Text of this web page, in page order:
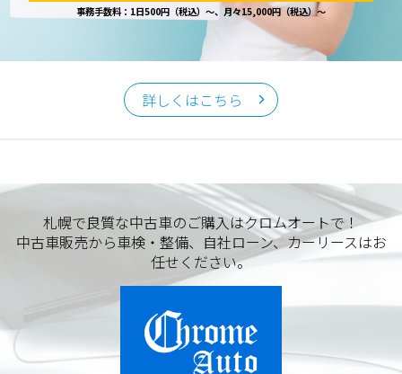
事務手数料：1日500円（税込）～、月々15,000円（税込）～
詳しくはこちら
札幌で良質な中古車のご購入はクロムオートで！
中古車販売から車検・整備、自社ローン、カーリースはお
任せください。